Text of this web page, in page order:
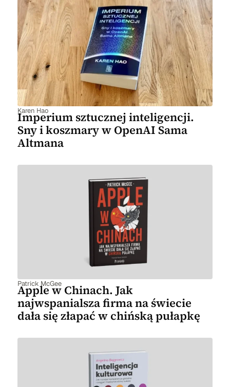
Karen Hao
Imperium sztucznej inteligencji.
Sny i koszmary w OpenAI Sama
Altmana
Patrick McGee
Apple w Chinach. Jak
najwspanialsza firma na świecie
dała się złapać w chińską pułapkę